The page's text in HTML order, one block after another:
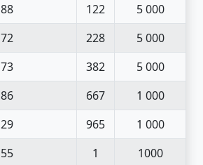
88 122
5 000
72 228
5 000
73 382
5 000
86 667
1 000
29 965
1 000
55
1
1000